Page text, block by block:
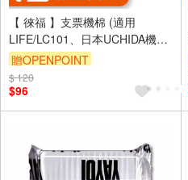
【 徠福 】支票機棉 (適用
LIFE/LC101、日本UCHIDA機型)
/ 個 NO.2400
贈OPENPOINT
$ 120
$96